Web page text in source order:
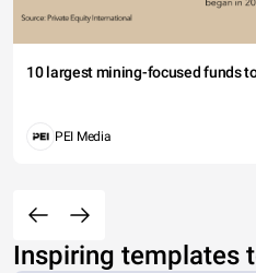
10 largest mining-focused funds
PEI Media
Inspiring templates